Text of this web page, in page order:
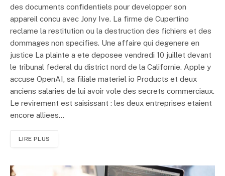
des documents confidentiels pour developper son
appareil concu avec Jony Ive. La firme de Cupertino
reclame la restitution ou la destruction des fichiers et des
dommages non specifies. Une affaire qui degenere en
justice La plainte a ete deposee vendredi 10 juillet devant
le tribunal federal du district nord de la Californie. Apple y
accuse OpenAI, sa filiale materiel io Products et deux
anciens salaries de lui avoir vole des secrets commerciaux.
Le revirement est saisissant : les deux entreprises etaient
encore alliees…
LIRE PLUS